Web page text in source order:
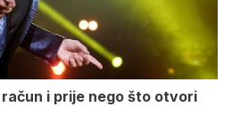
i prije nego što otvori